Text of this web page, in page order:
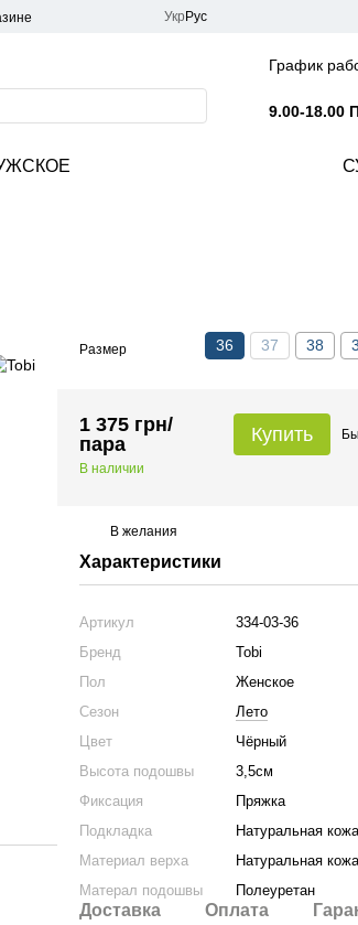
Укр Рус
График
9.00-18.00
Размер 36 37 38
1 375 грн/
пара
В наличии
Купить
В желания
Характеристики
Артикул
334-03-36
Бренд
Tobi
Пол
Женское
Сезон
Лето
Цвет
Чёрный
Высота подошвы
3,5см
Фиксация
Пряжка
Подкладка
Натуральная кожа
Материал верха
Натуральная кожа
Матерал подошвы
Полеуретан
Доставка Оплата